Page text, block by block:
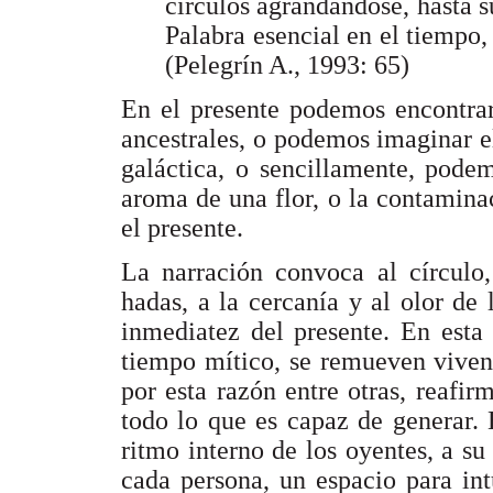
círculos agrandándose, hasta
Palabra esencial en el
(Pelegrín A., 1993: 65)
En el presente podemos
ancestrales, o podemos
galáctica, o sencillamente,
aroma de una flor, o la
el presente.
La narración convoca al
hadas, a la cercanía y al olor de
inmediatez del presente. En
tiempo mítico, se remueven
por esta razón entre otras,
todo lo que es capaz de generar.
ritmo interno de los oyentes, a
cada persona, un espacio para